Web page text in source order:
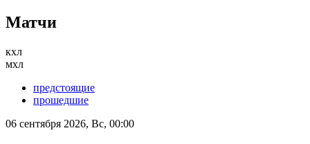
Матчи
кхл
мхл
предстоящие
прошедшие
06 сентября 2026, Вс, 00:00